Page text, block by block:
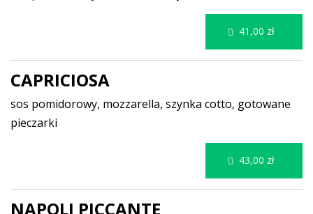
CAPRICIOSA
sos pomidorowy, mozzarella, szynka cotto, gotowane
pieczarki
NAPOLI PICCANTE